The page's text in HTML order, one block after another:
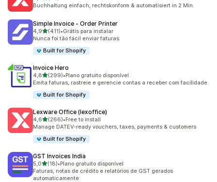
Buchhaltung einfach, rechtskonform & automatisiert in 2 Min.
Simple Invoice ‑ Order Printer
4,9de 5 estrelas
(411)
411 avaliações ao todo
•Grátis para instalar
Nunca foi tão fácil enviar faturas.
Built for Shopify
Invoice Hero
4,8de 5 estrelas
(299)
299 avaliações ao todo
•Plano gratuito disponível
Emita faturas, rastreie e gerencie contas a receber com facilidade
Built for Shopify
Lexware Office (lexoffice)
4,6de 5 estrelas
(266)
266 avaliações ao todo
•Free to install
Manage DATEV-ready vouchers, taxes, payments & customers
Built for Shopify
GST Invoices India
5,0de 5 estrelas
(18)
18 avaliações ao todo
•Plano gratuito disponível
Faturas, notas de crédito e relatórios de GST gerados
automaticamente